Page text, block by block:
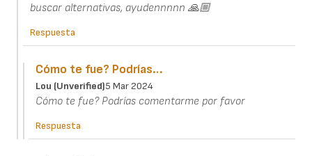
buscar alternativas, ayudennnnn 🙏🏼
Respuesta
Cómo te fue? Podrías…
Lou (unverified)5 Mar 2024
Cómo te fue? Podrías comentarme por favor
Respuesta